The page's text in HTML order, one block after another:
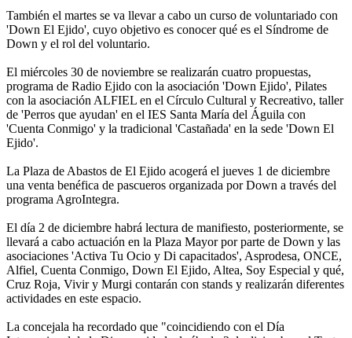
También el martes se va llevar a cabo un curso de voluntariado con
'Down El Ejido', cuyo objetivo es conocer qué es el Síndrome de
Down y el rol del voluntario.
El miércoles 30 de noviembre se realizarán cuatro propuestas,
programa de Radio Ejido con la asociación 'Down Ejido', Pilates
con la asociación ALFIEL en el Círculo Cultural y Recreativo, taller
de 'Perros que ayudan' en el IES Santa María del Águila con
'Cuenta Conmigo' y la tradicional 'Castañada' en la sede 'Down El
Ejido'.
La Plaza de Abastos de El Ejido acogerá el jueves 1 de diciembre
una venta benéfica de pascueros organizada por Down a través del
programa AgroIntegra.
El día 2 de diciembre habrá lectura de manifiesto, posteriormente, se
llevará a cabo actuación en la Plaza Mayor por parte de Down y las
asociaciones 'Activa Tu Ocio y Di capacitados', Asprodesa, ONCE,
Alfiel, Cuenta Conmigo, Down El Ejido, Altea, Soy Especial y qué,
Cruz Roja, Vivir y Murgi contarán con stands y realizarán diferentes
actividades en este espacio.
La concejala ha recordado que "coincidiendo con el Día